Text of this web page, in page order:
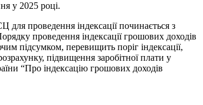
у 2025 році.
проведення індексації починається з
проведення індексації грошових доходів
підсумком, перевищить поріг індексації,
підвищення заробітної плати у
“Про індексацію грошових доходів